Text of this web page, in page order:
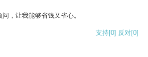
，让我能够省钱又省心。
支持[0] 反对[0]